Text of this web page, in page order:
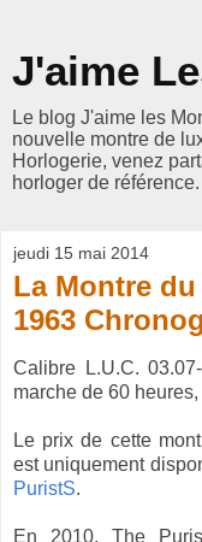
J'aime
Le blog J'aime les
nouvelle montre de
Horlogerie, venez
horloger de référence.
jeudi 15 mai 2014
La Montre
1963
Calibre L.U.C.
marche de 60
Le prix de cette
est uniquement
PuristS.
En 2010, The